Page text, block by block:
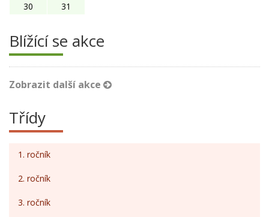
30
31
Blížící se akce
Zobrazit další akce
Třídy
1. ročník
2. ročník
3. ročník